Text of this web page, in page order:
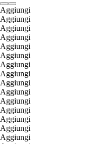
Aggiungi
Aggiungi
Aggiungi
Aggiungi
Aggiungi
Aggiungi
Aggiungi
Aggiungi
Aggiungi
Aggiungi
Aggiungi
Aggiungi
Aggiungi
Aggiungi
Aggiungi